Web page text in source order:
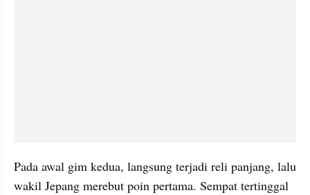
Pada awal gim kedua, langsung terjadi reli panjang, lalu
wakil Jepang merebut poin pertama. Sempat tertinggal